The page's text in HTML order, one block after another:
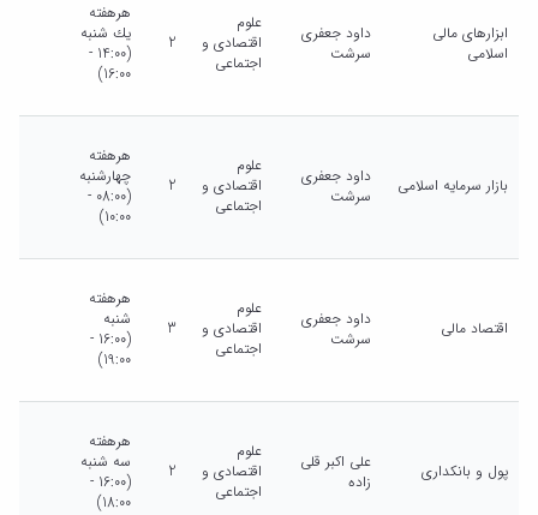
ابزارهای مالی
اسلامی
داود جعفری
سرشت
علوم
اقتصادی و
اجتماعی
2
هرهفته
يك شنبه
(14:00 -
16:00)
بازار سرمایه اسلامی
داود جعفری
سرشت
علوم
اقتصادی و
اجتماعی
2
هرهفته
چهارشنبه
(08:00 -
10:00)
اقتصاد مالی
داود جعفری
سرشت
علوم
اقتصادی و
اجتماعی
3
هرهفته
شنبه
(16:00 -
19:00)
پول و بانکداری
علی اکبر قلی
زاده
علوم
اقتصادی و
اجتماعی
2
هرهفته
سه شنبه
(16:00 -
18:00)